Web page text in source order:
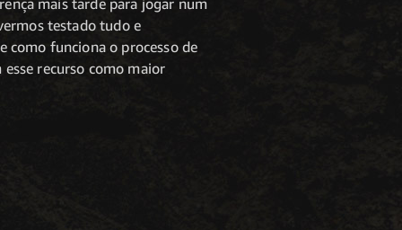
testado tudo e
como funciona o processo de
recurso como maior